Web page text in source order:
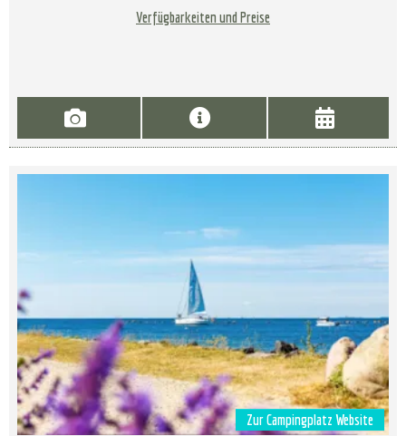
Verfügbarkeiten und Preise
Zur Campingplatz Website